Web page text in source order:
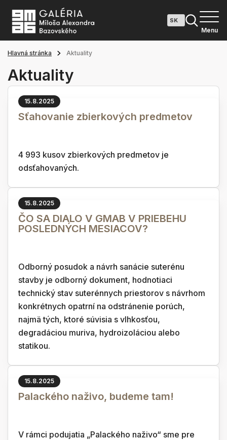
Menu
Hlavná stránka Aktuality
Aktuality
15.8.2025
Sťahovanie zbierkových predmetov
4 993 kusov zbierkových predmetov je
odsťahovaných.
15.8.2025
ČO SA DIALO V GMAB V PRIEBEHU
POSLEDNÝCH MESIACOV?
Odborný posudok a návrh sanácie suterénu
stavby je odborný dokument, hodnotiaci
technický stav suterénnych priestorov s návrhom
konkrétnych opatrní na odstránenie porúch,
najmä tých, ktoré súvisia s vlhkosťou,
degradáciou muriva, hydroizoláciou alebo
statikou.
15.8.2025
Palackého naživo, budeme tam!
V rámci podujatia „Palackého naživo“ sme pre